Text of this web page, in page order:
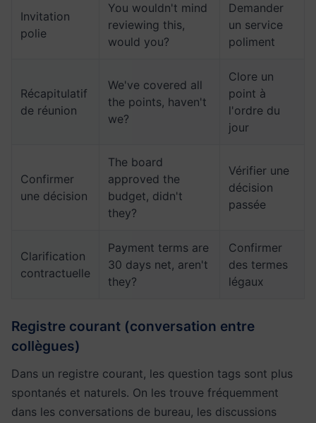
Invitation
polie
You wouldn't mind
reviewing this,
would you?
Demander
un service
poliment
Récapitulatif
de réunion
We've covered all
the points, haven't
we?
Clore un
point à
l'ordre du
jour
Confirmer
une décision
The board
approved the
budget, didn't
they?
Vérifier une
décision
passée
Clarification
contractuelle
Payment terms are
30 days net, aren't
they?
Confirmer
des termes
légaux
Registre courant (conversation entre
collègues)
Dans un registre courant, les question tags sont plus
spontanés et naturels. On les trouve fréquemment
dans les conversations de bureau, les discussions